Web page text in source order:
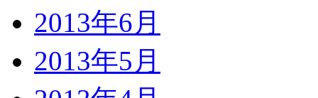
2013年6月
2013年5月